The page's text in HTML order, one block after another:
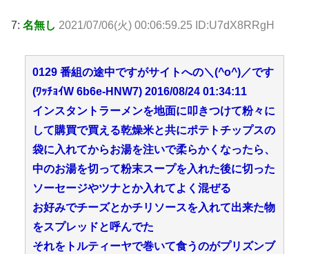
7: 名無し 2021/07/06(火) 00:06:59.25 ID:U7dX8RRgH
0129 番組の途中ですがサイトへの＼(^o^)／です
(ﾜｯﾁｮｲW 6b6e-HNW7) 2016/08/24 01:34:11
インスタントラーメンを地面に叩きつけて粉々に
して購買で買える乾燥米と共にポテトチップスの
袋に入れてからお湯を注いで柔らかくなったら、
中のお湯を切って粉末スープを入れた後に切った
ソーセージやツナとか入れてよく混ぜる
お好みでチーズとかチリソースを入れて出来た物
をスプレッドと呼んでた
それをトルティーヤで巻いて食うのがプリズンブ